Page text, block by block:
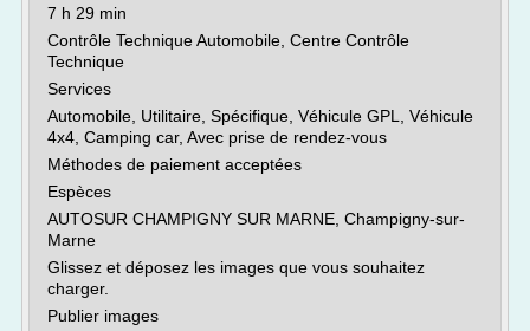
7 h 29 min
Contrôle Technique Automobile, Centre Contrôle
Technique
Services
Automobile, Utilitaire, Spécifique, Véhicule GPL, Véhicule
4x4, Camping car, Avec prise de rendez-vous
Méthodes de paiement acceptées
Espèces
AUTOSUR CHAMPIGNY SUR MARNE, Champigny-sur-
Marne
Glissez et déposez les images que vous souhaitez
charger.
Publier images